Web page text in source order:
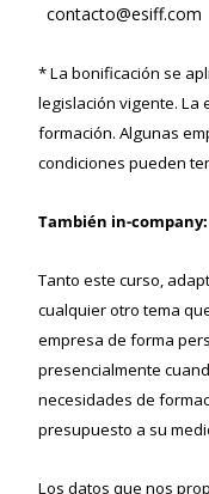
contacto@esiff.com
* La bonificación se
legislación vigente. La
formación. Algunas
condiciones pueden
También in-company:
Tanto este curso,
cualquier otro tema
empresa de forma
presencialmente
necesidades de
presupuesto a su
Los datos que nos